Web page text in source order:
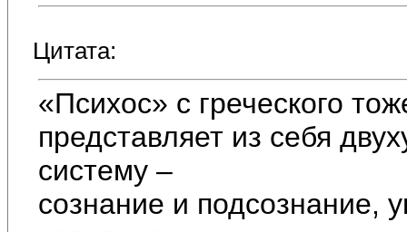
Цитата:
«Психос» с греческого
представляет из себя
систему –
сознание и подсознание,